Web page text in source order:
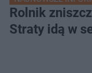
Rolnik
Straty idą w